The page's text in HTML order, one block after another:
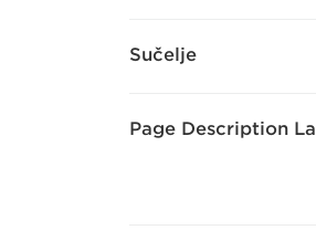
Sučelje
Page Description